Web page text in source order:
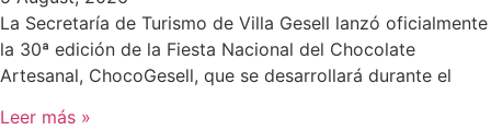
La Secretaría de Turismo de Villa Gesell lanzó oficialmente
la 30ª edición de la Fiesta Nacional del Chocolate
Artesanal, ChocoGesell, que se desarrollará durante el
Leer más »